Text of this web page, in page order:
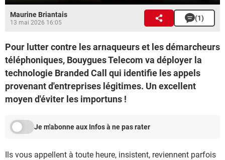
Maurine Briantais
13 mai 2026 16:05
(1)
Pour lutter contre les arnaqueurs et les démarcheurs
téléphoniques, Bouygues Telecom va déployer la
technologie Branded Call qui identifie les appels
provenant d'entreprises légitimes. Un excellent
moyen d'éviter les importuns !
Je m'abonne aux Infos à ne pas rater
Ils vous appellent à toute heure, insistent, reviennent parfois